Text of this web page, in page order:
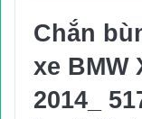
lượng
Chắn
xe BMW
2014_